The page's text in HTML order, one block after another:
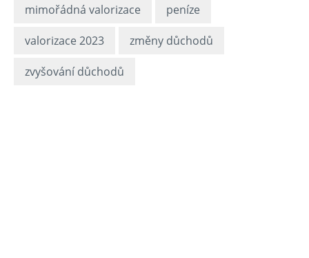
mimořádná valorizace peníze
valorizace 2023 změny důchodů
zvyšování důchodů